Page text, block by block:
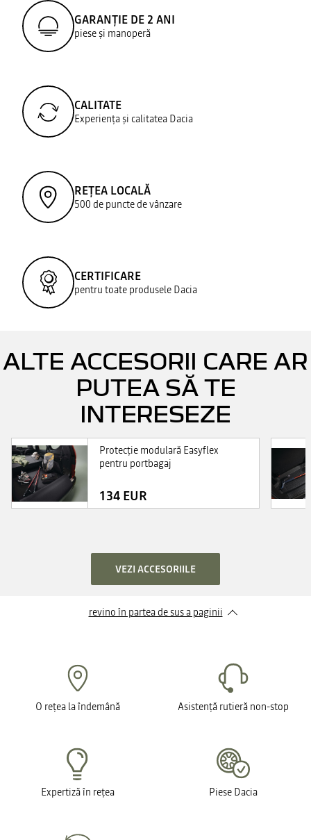
GARANȚIE DE 2 ANI
piese și manoperă
CALITATE
Experiența și calitatea Dacia
REȚEA LOCALĂ
500 de puncte de vânzare
CERTIFICARE
pentru toate produsele Dacia
ALTE ACCESORII CARE AR
PUTEA SĂ TE
INTERESEZE
Protecţie modulară Easyflex
pentru portbagaj
134 EUR
VEZI ACCESORIILE
revino în partea de sus a paginii
O rețea la îndemână Asistență rutieră non-stop
Expertiză în rețea Piese Dacia